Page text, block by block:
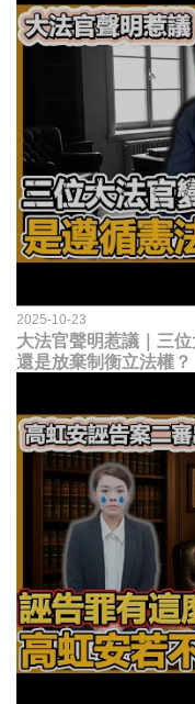
2025-10-23
大法官聲明惹議｜三
還是放棄制衡立法權？